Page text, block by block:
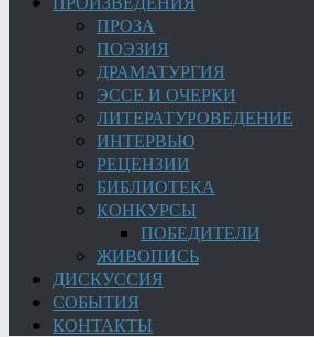
ПРОЗА
ПОЭЗИЯ
ДРАМАТУРГИЯ
ЭССЕ И ОЧЕРКИ
ЛИТЕРАТУРОВЕДЕНИЕ
ИНТЕРВЬЮ
РЕЦЕНЗИИ
БИБЛИОТЕКА
КОНКУРСЫ
ПОБЕДИТЕЛИ
ЖИВОПИСЬ
ДИСКУССИЯ
СОБЫТИЯ
КОНТАКТЫ